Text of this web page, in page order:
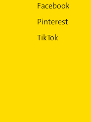
Facebook
Pinterest
TikTok